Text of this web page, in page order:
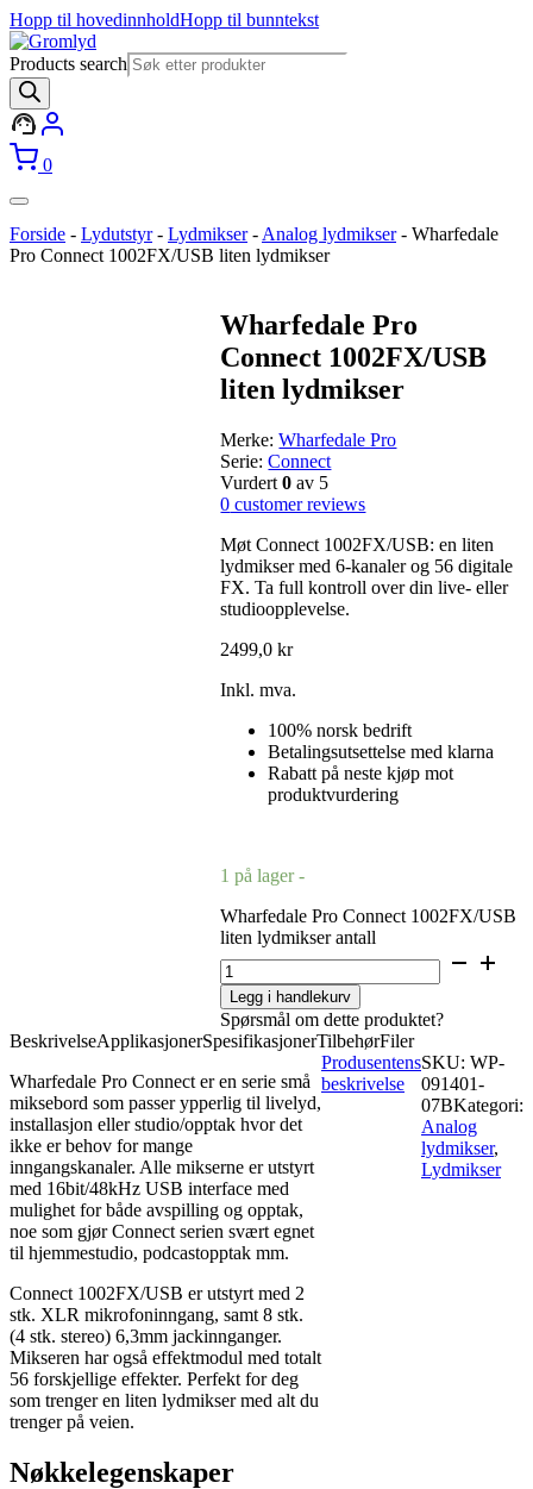
Hopp til hovedinnholdHopp til bunntekst
Products search
0
Forside - Lydutstyr- Lydmikser- Analog lydmikser- Wharfedale
Pro Connect 1002FX/USB liten lydmikser
Wharfedale Pro
Connect 1002FX/USB
liten lydmikser
Merke:Wharfedale Pro
Serie:Connect
Vurdert0 av 5
0 customer reviews
Møt Connect 1002FX/USB: en liten
lydmikser med 6-kanaler og 56 digitale
FX. Ta full kontroll over din live- eller
studioopplevelse.
2499,0kr
Inkl. mva.
100% norsk bedrift
Betalingsutsettelse med klarna
Rabatt på neste kjøp mot
produktvurdering
1 på lager -
Wharfedale Pro Connect 1002FX/USB
liten lydmikser antall
Legg i handlekurv
Spørsmål om dette produktet?
BeskrivelseApplikasjonerSpesifikasjonerTilbehørFiler
Wharfedale Pro Connect er en serie små
miksebord som passer ypperlig til livelyd,
installasjon eller studio/opptak hvor det
ikke er behov for mange
inngangskanaler. Alle mikserne er utstyrt
med 16bit/48kHz USB interface med
mulighet for både avspilling og opptak,
noe som gjør Connect serien svært egnet
til hjemmestudio, podcastopptak mm.
Connect 1002FX/USB er utstyrt med 2
stk. XLR mikrofoninngang, samt 8 stk.
(4 stk. stereo) 6,3mm jackinnganger.
Mikseren har også effektmodul med totalt
56 forskjellige effekter. Perfekt for deg
som trenger en liten lydmikser med alt du
trenger på veien.
Nøkkelegenskaper
Produsentens
beskrivelse
SKU: WP-
091401-
07BKategori:
Analog
lydmikser,
Lydmikser